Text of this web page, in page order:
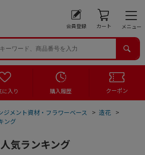
会員登録 カート メニュー
に入り 購入履歴 クーポン
ジメント資材・フラワーベース > 造花 >
ング
気ランキング